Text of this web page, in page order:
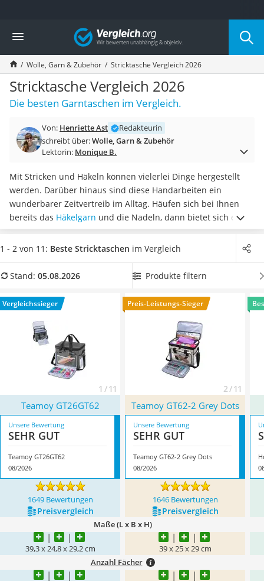
Die beliebtesten Vergleiche nach Kategorie
Freizeit & Sport
Gartentrampolin
Trampolin
Metalldetektor
Eufab-Fahrradträger
Trampolin 366 cm
Aluminium-Koffer
Futterboot
E-Bike-Dreirad
Trekkingschuhe Herren
Reisetasche mit Rollen
Klimmzugstation
Koffer
Nachtsichtgerät
Handgepäck-Koffer
Wanderschuhe Herren
Sicherheitsweste Reiten
Vergleich
Wolle, Garn & Zubehör Stricktasche Vergleich 2026
Stricktasche Vergleich 2026
Die besten Garntaschen im Vergleich.
Von: Henriette Ast
Redakteurin
schreibt über:Wolle, Garn & Zubehör
Lektorin: Monique B.
Mit Stricken und Häkeln können vielerlei Dinge hergestellt
werden. Darüber hinaus sind diese Handarbeiten ein
wunderbarer Zeitvertreib im Alltag. Häufen sich bei Ihnen
bereits das Häkelgarn und die Nadeln, dann bietet sich ein
eigener Stauraum für die Materialienan. Stricktaschen
sorgen nicht nur für Ordnung. Mit praktischen Faden-Ösen
beim Häkeln und Stricken nützlich. Wählen Sie jetzt aus
damit Sie Knoten in Ihrer Wolle vorbeugen können.
Überzeugt hat uns hier im August 2026 besonders das
ModellTeamoy GT26GT62 mit seinen Eigenschaften.
1 - 2 von 11: Beste Stricktaschen im Vergleich
Stand: 05.08.2026 Produkte filtern
Vergleichssieger
1 / 11
Preis-Leistungs-Sieger
2 / 11
Teamoy GT26GT62 Teamoy GT62-2 Grey Dots
Unsere Bewertung
SEHR GUT
Teamoy GT26GT62
08/2026
Unsere Bewertung
SEHR GUT
Teamoy GT62-2 Grey Dots
08/2026
1649 Bewertungen 1646 Bewertungen
Preis­vergleich Preis­vergleich
Maße (L x B x H)
39,3 x 24,8 x 29,2 cm 39 x 25 x 29 cm
Anzahl Fächer